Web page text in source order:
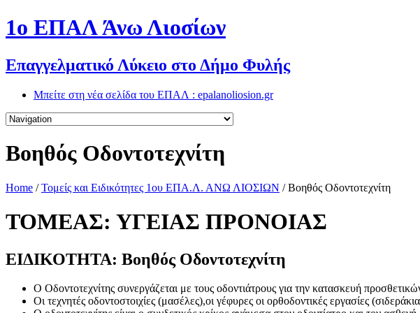
1o ΕΠΑΛ Άνω Λιοσίων
Επαγγελματικό Λύκειο στο Δήμο Φυλής
Μπείτε στη νέα σελίδα του ΕΠΑΛ : epalanoliosion.gr
Βοηθός Οδοντοτεχνίτη
Home /Τομείς και Ειδικότητες 1ου ΕΠΑ.Λ. ΑΝΩ ΛΙΟΣΙΩΝ /Βοηθός Οδοντοτεχνίτη
ΤΟΜΕΑΣ: ΥΓΕΙΑΣ ΠΡΟΝΟΙΑΣ
ΕΙΔΙΚΟΤΗΤΑ: Βοηθός Οδοντοτεχνίτη
Ο Οδοντοτεχνίτης συνεργάζεται με τους οδοντιάτρους για την κατασκευή
Οι τεχνητές οδοντοστοιχίες (μασέλες),οι γέφυρες οι ορθοδοντικές εργασίες